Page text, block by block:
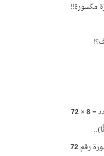
مكسورة!!
8
×
72
)..
رقم72